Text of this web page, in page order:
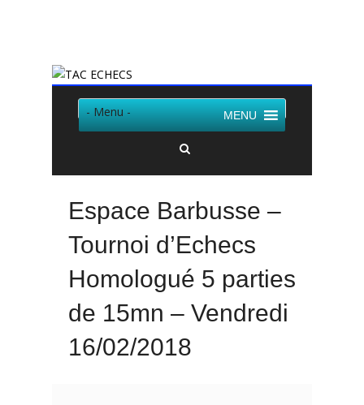
- Menu - MENU
Espace Barbusse –
Tournoi d’Echecs
Homologué 5 parties
de 15mn – Vendredi
16/02/2018